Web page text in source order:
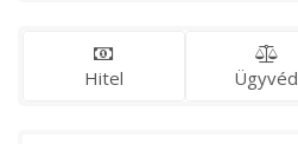
Hitel Ügyvéd